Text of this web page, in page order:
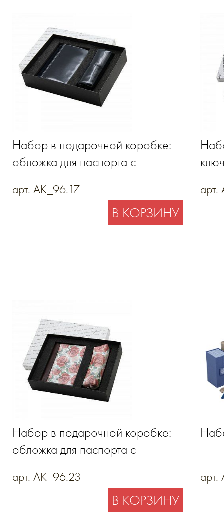
Набор в подарочной коробке:
обложка для паспорта с
футляр на молнии из
арт. AK_96.17
В КОРЗИНУ
из
арт.
Набор в подарочной коробке:
обложка для паспорта с
футляр на молнии из
арт. AK_96.23
В КОРЗИНУ